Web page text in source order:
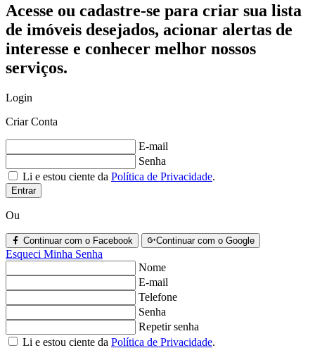
Acesse ou cadastre-se para criar sua lista
de imóveis desejados, acionar alertas de
interesse e conhecer melhor nossos
serviços.
Login
Criar Conta
E-mail
Senha
Li e estou ciente da Política de Privacidade.
Entrar
Ou
Continuar com o Facebook Continuar com o Google
Esqueci Minha Senha
Nome
E-mail
Telefone
Senha
Repetir senha
Li e estou ciente da Política de Privacidade.